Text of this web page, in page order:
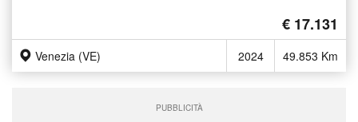
€ 17.131
Venezia (VE) 2024 49.853 Km
PUBBLICITÀ